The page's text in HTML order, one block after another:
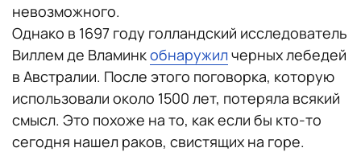
невозможного.
Однако в 1697 году голландский исследователь
Виллем де Вламинкобнаружилчерных лебедей
в Австралии. После этого поговорка, которую
использовали около 1500 лет, потеряла всякий
смысл. Это похоже на то, как если бы кто-то
сегодня нашел раков, свистящих на горе.